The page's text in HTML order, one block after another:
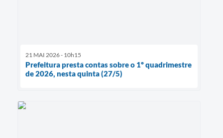
21 MAI 2026 - 10h15
Prefeitura presta contas sobre o 1º quadrimestre
de 2026, nesta quinta (27/5)